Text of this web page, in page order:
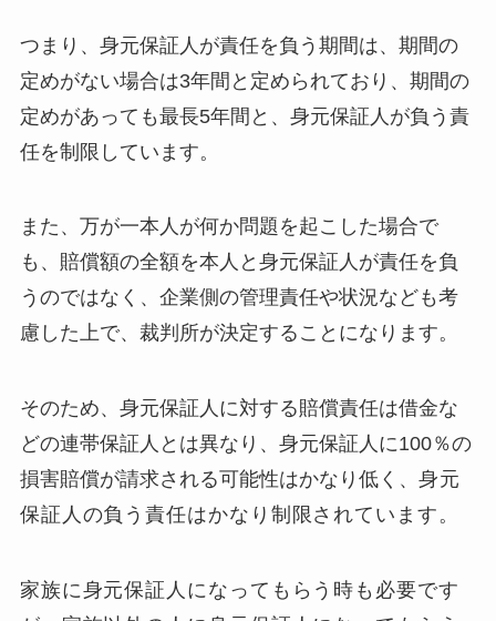
つまり、身元保証人が責任を負う期間は、期間の
定めがない場合は3年間と定められており、期間の
定めがあっても最長5年間と、 身元保証人が負う責
任を制限 しています。
また、万が一本人が何か問題を起こした場合で
も、賠償額の全額を本人と身元保証人が責任を負
うのではなく、企業側の管理責任や状況なども考
慮した上で、裁判所が決定することになります。
そのため、身元保証人に対する賠償責任は借金な
どの連帯保証人とは異なり、 身元保証人に100％の
損害賠償が請求される可能性はかなり低く 、 身元
保証人の負う責任はかなり制限されています。
家族に身元保証人になってもらう時も必要です